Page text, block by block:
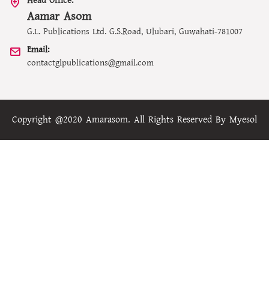
Aamar Asom
G.L. Publications Ltd. G.S.Road, Ulubari, Guwahati-781007
Email:
contactglpublications@gmail.com
Copyright @2020 Amarasom. All Rights Reserved By Myesol